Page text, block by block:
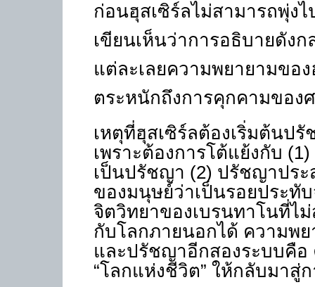
ก่อนฮุสเซิร์ลไม่สามารถพุ่ง
เขียนเห็นว่าการอธิบายดัง
แต่ละเลยความพยายามขอ
ตระหนักถึงการคุกคามขอ
เหตุที่ฮุสเซิร์ลต้องเริ่มต้นป
เพราะต้องการโต้แย้งกับ
เป็นปรัชญา (2) ปรัชญาปร
ของมนุษย์ว่าเป็นรอยประทั
จิตวิทยาของเบรนทาโนที่ไ
กับโลกภายนอกได้ ความพ
และปรัชญาอีกสองระบบคือ
“โลกแห่งชีวิต” ให้กลับมาสู่